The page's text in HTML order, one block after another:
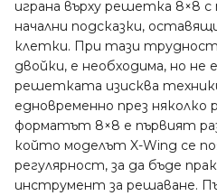
играна върху решетка 8×8 с
начални подсказки,
клетки. При тази трудност
двойки, е необходима, но
решетката изисква
едновременно през няколко
форматът 8×8 е първият
който моделът X-Wing се
регулярност, за да бъде
инструмент за решаване.